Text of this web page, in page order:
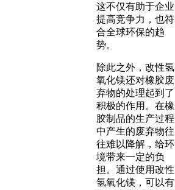
这不仅有助于企业
提高竞争力，也符
合全球环保的趋
势。
除此之外，改性氢
氧化镁还对橡胶废
弃物的处理起到了
积极的作用。在橡
胶制品的生产过程
中产生的废弃物往
往难以降解，给环
境带来一定的负
担。通过使用改性
氢氧化镁，可以有